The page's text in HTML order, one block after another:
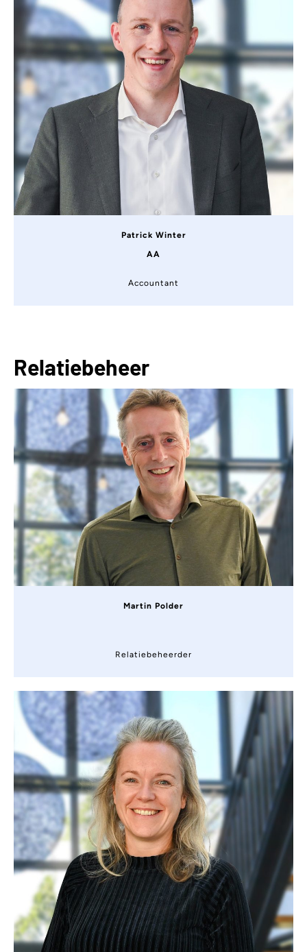
Patrick Winter
AA
Accountant
Relatiebeheer
Martin Polder
Relatiebeheerder